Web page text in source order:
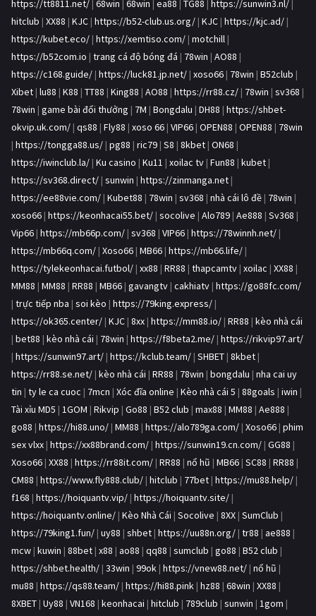
https://tt8811.net/ | 68win | 68win | ea88 | TG88 | https://sunwin3.nl/ |
hitclub | XX88 | KJC | https://b52-club.us.org/ | KJC | https://kjc.ad/ |
https://kubet.eco/ | https://xemtiso.com/ | motchill |
https://b52com.io | trang cá độ bóng đá | 78win | AO88 |
https://c168.guide/ | https://luck81.jp.net/ | xoso66 | 78win | B52club |
Xibet | lu88 | K88 | TT88 | King88 | AO88 | https://rr88.cz/ | 78win | sv368 |
78win | game bài đổi thưởng | 7M | Bongdalu | DH88 | https://shbet-
okvip.uk.com/ | qs88 | Fly88 | xoso 66 | VIP66 | OPEN88 | OPEN88 | 78win
| https://tongga88.us/ | pg88 | ric79 | S8 | 8kbet | ON68 |
https://iwinclub.la/ | Ku casino | Ku11 | xoilac tv | Fun88 | kubet |
https://sv368.direct/ | sunwin | https://zinmanga.net |
https://ee88vie.com/ | Kubet88 | 78win | sv368 | nhà cái lô đề | 78win |
xoso66 | https://keonhacai55.bet/ | socolive | Alo789 | Ae888 | Sv368 |
Vip66 | https://mb66p.com/ | sv368 | VIP66 | https://78winnh.net/ |
https://mb66q.com/ | Xoso66 | MB66 | https://mb66.life/ |
https://tylekeonhacai.futbol/ | xx88 | RR88 | thapcamtv | xoilac | XX88 |
MM88 | MM88 | RR88 | MB66 | gavangtv | cakhiatv | https://go88fc.com/
| trực tiếp nba | soi kèo | https://79king.express/ |
https://ok365.center/ | KJC | 8xx | https://mm88.io/ | RR88 | kèo nhà cái
| bet88 | kèo nhà cái | 78win | https://f8beta2.me/ | https://rikvip97.art/
| https://sunwin97.art/ | https://kclub.team/ | SHBET | 8kbet |
https://rr88.se.net/ | kèo nhà cái | RR88 | 78win | bongdalu | nha cai uy
tin | ty le ca cuoc | 7mcn | Xóc đĩa online | Kèo nhà cái 5 | 88goals | iwin |
Tài xỉu MD5 | 1GOM | Rikvip | Go88 | B52 club | max88 | MM88 | Ae888 |
go88 | https://hi88.uno/ | MM88 | https://alo789ga.com/ | Xoso66 | phim
sex vlxx | https://xx88brand.com/ | https://sunwin19.cn.com/ | GG88 |
Xoso66 | XX88 | https://rr88it.com/ | RR88 | nổ hũ | MB66 | SC88 | RR88 |
CM88 | https://www.fly888.club/ | hitclub | 77bet | https://mu88.help/ |
f168 | https://hoiquantv.vip/ | https://hoiquantv.site/ |
https://hoiquantv.online/ | Kèo Nhà Cái | Socolive | 8XX | SumClub |
https://79king1.fun/ | uy88 | shbet | https://uu88n.org/ | tr88 | ae888 |
mcw | kuwin | 88bet | x88 | ao88 | qq88 | sumclub | go88 | B52 club |
https://shbet.health/ | 33win | 99ok | https://vnew88.net/ | nổ hũ |
mu88 | https://qs88.team/ | https://hi88.pink | hz88 | 68win | XX88 |
8XBET | Uy88 | VN168 | keonhacai | hitclub | 789club | sunwin | 1gom |